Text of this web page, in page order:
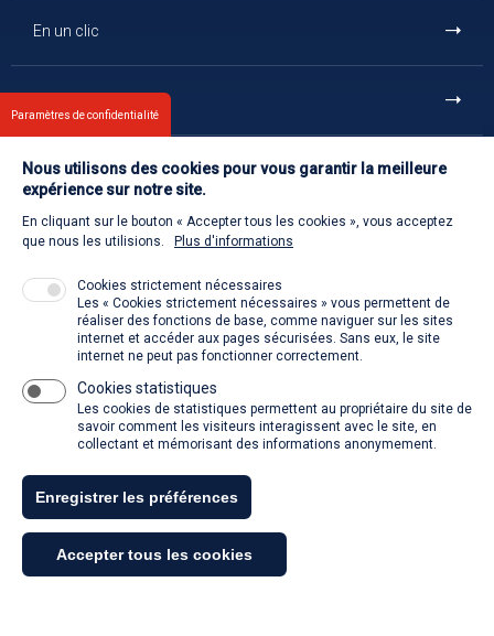
En un clic
La SACD partout, quand vous voulez
Contact
Retour à l'accueil
Venir à la SACD
Tous droits réservés - SACD 2021
Mentions légales et conditions générales d'utilisation
Paramètres de confidentialité
Nous utilisons des cookies pour vous garantir la meilleure
expérience sur notre site.
En cliquant sur le bouton « Accepter tous les cookies », vous acceptez
que nous les utilisions.
Plus d'informations
Cookies strictement nécessaires
Les « Cookies strictement nécessaires » vous permettent de
réaliser des fonctions de base, comme naviguer sur les sites
internet et accéder aux pages sécurisées. Sans eux, le site
internet ne peut pas fonctionner correctement.
Cookies statistiques
Les cookies de statistiques permettent au propriétaire du site de
savoir comment les visiteurs interagissent avec le site, en
collectant et mémorisant des informations anonymement.
Enregistrer les préférences
Accepter tous les cookies